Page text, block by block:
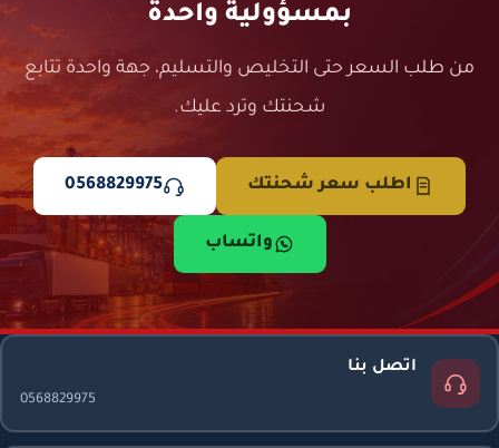
بمسؤولية واحدة
من طلب السعر حتى التخليص والتسليم، جهة واحدة تتابع
شحنتك وترد عليك.
اطلب سعر شحنتك 0568829975
واتساب
اتصل بنا
0568829975